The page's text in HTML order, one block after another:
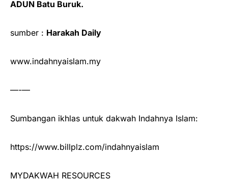
ADUN Batu Buruk.
sumber : Harakah Daily
www.indahnyaislam.my
—-—
Sumbangan ikhlas untuk dakwah Indahnya Islam:
https://www.billplz.com/indahnyaislam
MYDAKWAH RESOURCES